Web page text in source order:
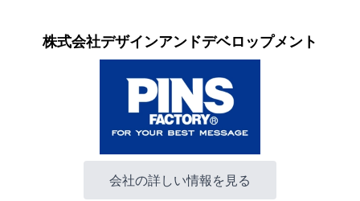
株式会社デザインアンドデベロップメント
会社の詳しい情報を見る